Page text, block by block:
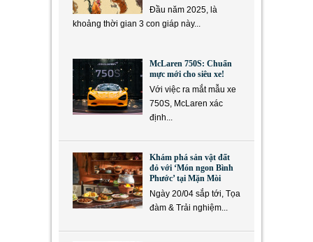
Đầu năm 2025, là
khoảng thời gian 3 con giáp này...
McLaren 750S: Chuẩn
mực mới cho siêu xe!
Với việc ra mắt mẫu xe
750S, McLaren xác
định...
Khám phá sản vật đất
đỏ với ‘Món ngon Bình
Phước’ tại Mặn Mòi
Ngày 20/04 sắp tới, Tọa
đàm & Trải nghiệm...